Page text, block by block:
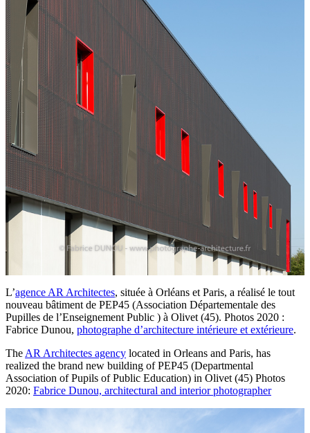
L’agence AR Architectes, située à Orléans et Paris, a réalisé le tout
nouveau bâtiment de PEP45 (Association Départementale des
Pupilles de l’Enseignement Public ) à Olivet (45). Photos 2020 :
Fabrice Dunou, photographe d’architecture intérieure et extérieure.
The AR Architectes agency located in Orleans and Paris, has
realized the brand new building of PEP45 (Departmental
Association of Pupils of Public Education) in Olivet (45) Photos
2020: Fabrice Dunou, architectural and interior photographer